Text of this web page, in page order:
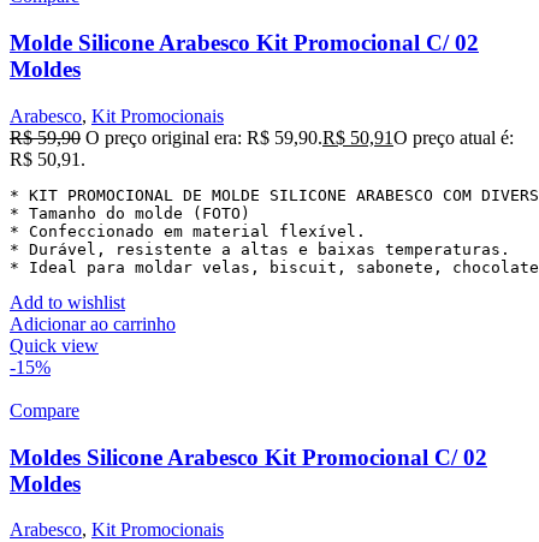
Molde Silicone Arabesco Kit Promocional C/ 02
Moldes
Arabesco, Kit Promocionais
R$59,90 O preço original era: R$ 59,90.R$ 50,91O preço atual é:
R$ 50,91.
* KIT PROMOCIONAL DE MOLDE SILICONE ARABESCO COM
* Tamanho do molde (FOTO)
* Confeccionado em material flexível.
* Durável, resistente a altas e baixas temperaturas.
* Ideal para moldar velas, biscuit, sabonete,
Add to wishlist
Adicionar ao carrinho
Quick view
-15%
Compare
Moldes Silicone Arabesco Kit Promocional C/ 02
Moldes
Arabesco, Kit Promocionais